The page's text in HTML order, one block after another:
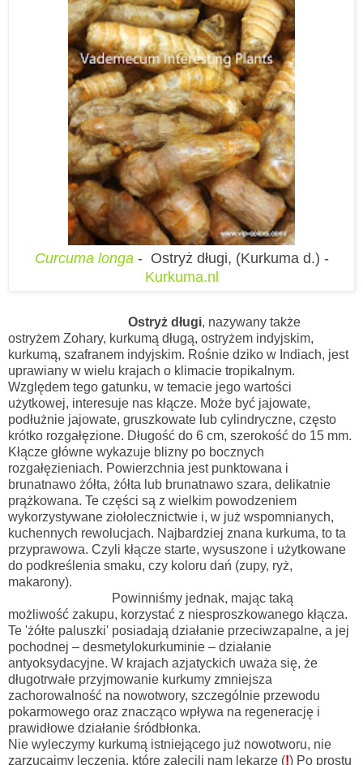
Curcuma longa - Ostryż długi, (Kurkuma d.) -
Kurkuma.nl
Ostryż długi, nazywany także
ostryżem Zohary, kurkumą długą, ostryżem indyjskim,
kurkumą, szafranem indyjskim. Rośnie dziko w Indiach, jest
uprawiany w wielu krajach o klimacie tropikalnym.
Względem tego gatunku, w temacie jego wartości
użytkowej, interesuje nas kłącze. Może być jajowate,
podłużnie jajowate, gruszkowate lub cylindryczne, często
krótko rozgałęzione. Długość do 6 cm, szerokość do 15 mm.
Kłącze główne wykazuje blizny po bocznych
rozgałęzieniach. Powierzchnia jest punktowana i
brunatnawo żółta, żółta lub brunatnawo szara, delikatnie
prążkowana. Te części są z wielkim powodzeniem
wykorzystywane ziołolecznictwie i, w już wspomnianych,
kuchennych rewolucjach. Najbardziej znana kurkuma, to ta
przyprawowa. Czyli kłącze starte, wysuszone i użytkowane
do podkreślenia smaku, czy koloru dań (zupy, ryż,
makarony).
Powinniśmy jednak, mając taką
możliwość zakupu, korzystać z niesproszkowanego kłącza.
Te 'żółte paluszki' posiadają działanie przeciwzapalne, a jej
pochodnej – desmetylokurkuminie – działanie
antyoksydacyjne. W krajach azjatyckich uważa się, że
długotrwałe przyjmowanie kurkumy zmniejsza
zachorowalność na nowotwory, szczególnie przewodu
pokarmowego oraz znacząco wpływa na regenerację i
prawidłowe działanie śródbłonka.
Nie wyleczymy kurkumą istniejącego już nowotworu, nie
zarzucajmy leczenia, które zalecili nam lekarze (!) Po prostu